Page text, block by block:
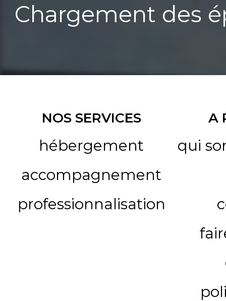
Chargement des
NOS SERVICES
hébergement
accompagnement
professionnalisation
A
qui